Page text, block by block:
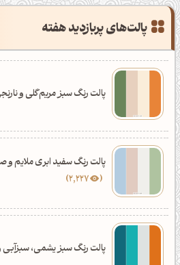
پالت‌های پربازدید هفته
پالت رنگ سبز مریم‌گلی و
پالت رنگ سفید ابری ملایم و
2,227
پالت رنگ سبز یشمی، سبزآبی